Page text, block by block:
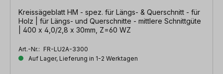
Kreissägeblatt HM - spez. für Längs- & Querschnitt - für
Holz | für Längs- und Querschnitte - mittlere Schnittgüte
| 400 x 4,0/2,8 x 30mm, Z=60 WZ
Art.-Nr.: FR-LU2A-3300
Auf Lager, Lieferung in 1-2 Werktagen